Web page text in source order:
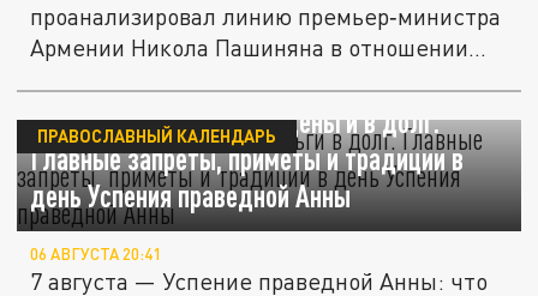
проанализировал линию премьер‑министра
Армении Никола Пашиняна в отношении
7 августа нельзя брать деньги в долг.
Главные запреты, приметы и традиции в
день Успения праведной Анны
ПРАВОСЛАВНЫЙ КАЛЕНДАРЬ
06 АВГУСТА 20:41
7 августа — Успение праведной Анны: что